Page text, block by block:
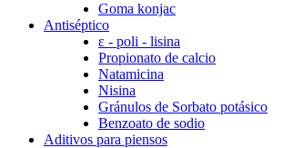
Goma konjac
Antiséptico
ε - poli - lisina
Propionato de calcio
Natamicina
Nisina
Gránulos de Sorbato potásico
Benzoato de sodio
Aditivos para piensos